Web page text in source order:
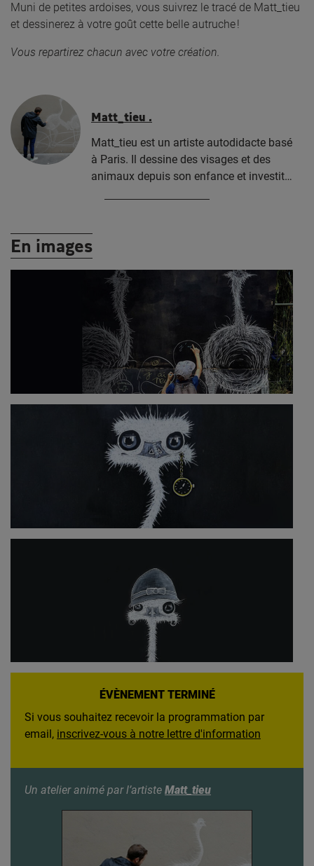
Muni de petites ardoises, vous suivrez le tracé de Matt_tieu
et dessinerez à votre goût cette belle autruche !
Vous repartirez chacun avec votre création.
Matt_tieu .
Matt_tieu est un artiste autodidacte basé
à Paris. Il dessine des visages et des
animaux depuis son enfance et investit…
En images
ÉVÈNEMENT TERMINÉ
Si vous souhaitez recevoir la programmation par
email, inscrivez-vous à notre lettre d'information
Un atelier animé par l’artiste Matt_tieu